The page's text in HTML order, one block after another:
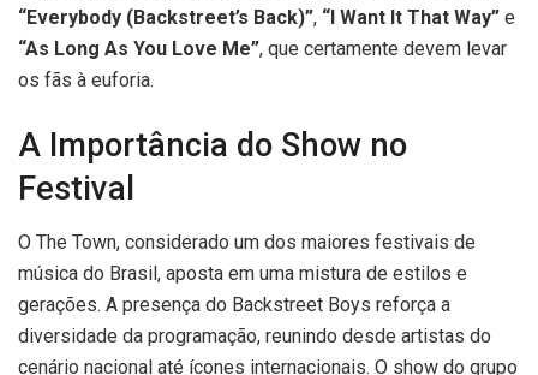
“Everybody (Backstreet’s Back)”, “I Want It That Way” e
“As Long As You Love Me”, que certamente devem levar
os fãs à euforia.
A Importância do Show no
Festival
O The Town, considerado um dos maiores festivais de
música do Brasil, aposta em uma mistura de estilos e
gerações. A presença do Backstreet Boys reforça a
diversidade da programação, reunindo desde artistas do
cenário nacional até ícones internacionais. O show do grupo